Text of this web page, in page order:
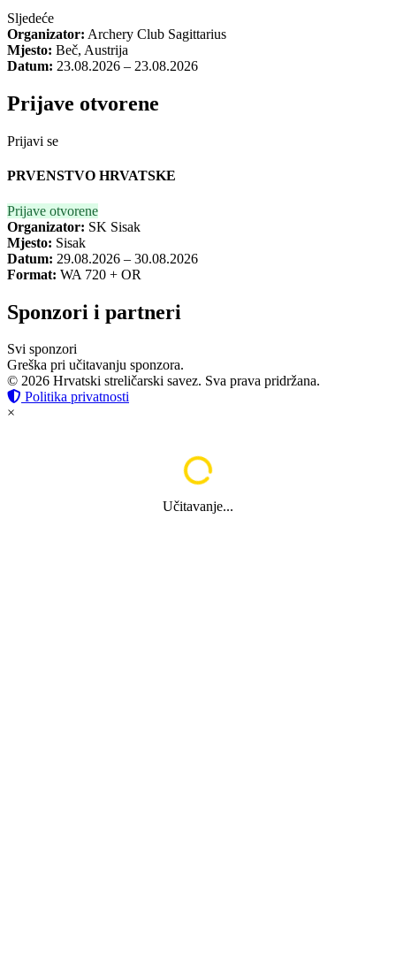
Sljedeće
Organizator: Archery Club Sagittarius
Mjesto: Beč, Austrija
Datum: 23.08.2026 – 23.08.2026
Prijave otvorene
Prijavi se
PRVENSTVO HRVATSKE
Prijave otvorene
Organizator: SK Sisak
Mjesto: Sisak
Datum: 29.08.2026 – 30.08.2026
Format: WA 720 + OR
Sponzori i partneri
Svi sponzori
Greška pri učitavanju sponzora.
© 2026 Hrvatski streličarski savez. Sva prava pridržana.
Politika privatnosti
×
Učitavanje...